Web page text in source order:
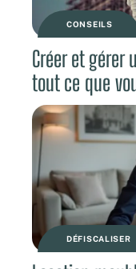
CONSEILS
Créer et gérer
tout ce que
DÉFISCALISER